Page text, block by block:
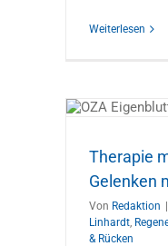
Weiterlesen
Therapie
Gelenken
Von Redaktion
Linhardt,
& Rücken